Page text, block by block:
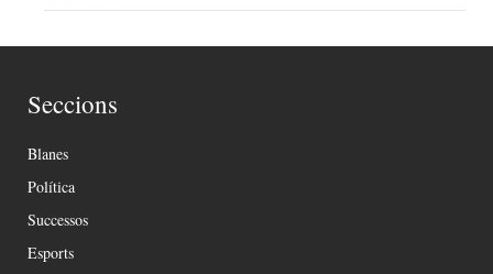
Seccions
Blanes
Política
Successos
Esports